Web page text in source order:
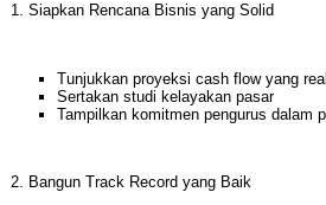
1. Siapkan Rencana Bisnis yang Solid
Tunjukkan proyeksi cash flow yang
Sertakan studi kelayakan pasar
Tampilkan komitmen pengurus dalam
2. Bangun Track Record yang Baik